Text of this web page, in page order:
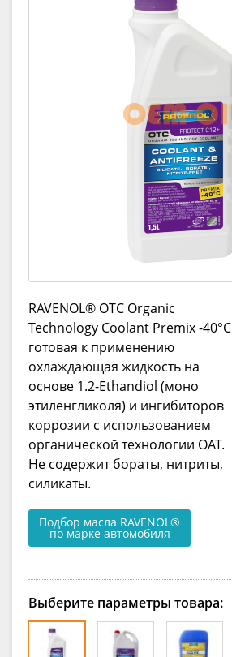
RAVENOL® OTC Organic
Technology Coolant Premix -40°C
готовая к применению
охлаждающая жидкость на
основе 1.2-Ethandiol (моно
этиленгликоля) и ингибиторов
коррозии с использованием
органической технологии OAT.
Не содержит бораты, нитриты,
силикаты.
Подбор масла RAVENOL®
по марке автомобиля
Выберите параметры товара: